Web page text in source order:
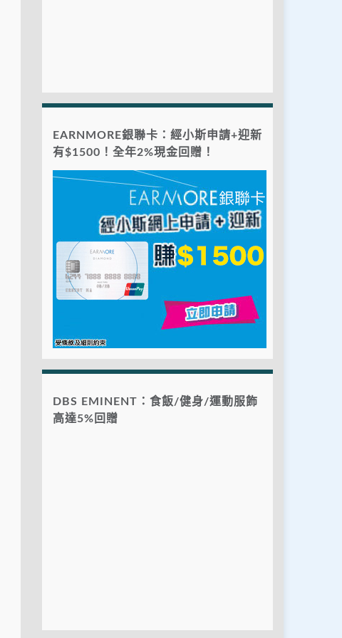
EARNMORE銀聯卡：經小斯申請+迎新
有$1500！全年2%現金回贈！
DBS EMINENT：食飯/健身/運動服飾
高達5%回贈